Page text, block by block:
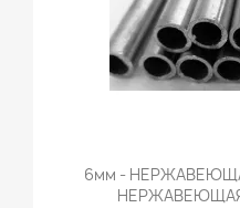
6мм -
НЕРЖАВЕЮЩАЯ,